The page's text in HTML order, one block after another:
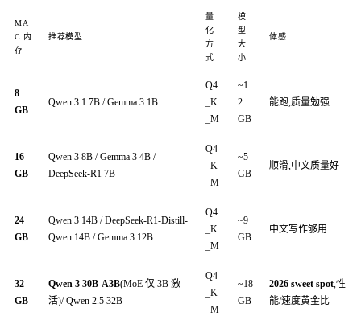
MA
C 内
存
推荐模型
量
化
方
式
模
型
大
小
体感
8
GB
Qwen 3 1.7B / Gemma 3 1B
Q4
_K
_M
~1.
2
GB
能跑,质量勉强
16
GB
Qwen 3 8B / Gemma 3 4B /
DeepSeek-R1 7B
Q4
_K
_M
~5
GB
顺滑,中文质量好
24
GB
Qwen 3 14B / DeepSeek-R1-Distill-
Qwen 14B / Gemma 3 12B
Q4
_K
_M
~9
GB
中文写作够用
32
GB
Qwen 3 30B-A3B(MoE 仅 3B 激
活)/ Qwen 2.5 32B
Q4
_K
_M
~18
GB
2026 sweet spot,性
能/速度黄金比